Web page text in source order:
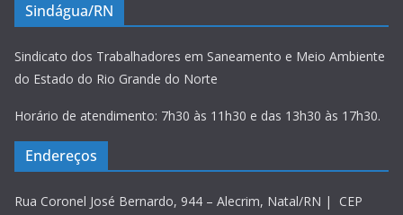
Sindágua/RN
Sindicato dos Trabalhadores em Saneamento e Meio Ambiente
do Estado do Rio Grande do Norte
Horário de atendimento: 7h30 às 11h30 e das 13h30 às 17h30.
Endereços
Rua Coronel José Bernardo, 944 – Alecrim, Natal/RN | CEP